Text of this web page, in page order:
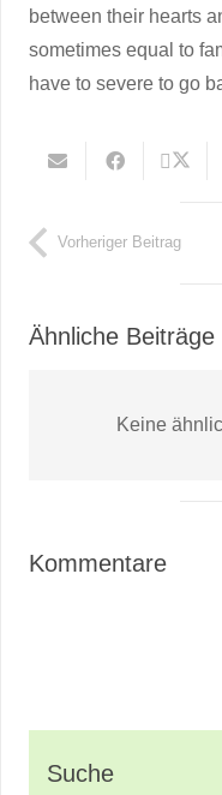
between their hearts
sometimes equal to
have to severe to go
Vorheriger Beitrag
Ähnliche Beiträge
Keine
Kommentare
Suche